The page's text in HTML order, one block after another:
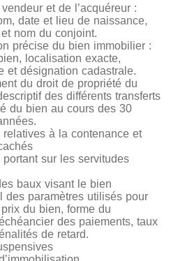
et de l’acquéreur :
date et lieu de naissance,
nom du conjoint.
précise du bien immobilier :
localisation exacte,
et désignation cadastrale.
du droit de propriété du
des différents transferts
du bien au cours des 30
relatives à la contenance et
sur les servitudes
baux visant le bien
des paramètres utilisés pour
du bien, forme du
des paiements, taux
de retard.